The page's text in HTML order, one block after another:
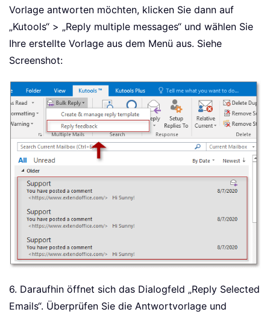
Vorlage antworten möchten, klicken Sie dann auf
„Kutools“ > „Reply multiple messages“ und wählen Sie
Ihre erstellte Vorlage aus dem Menü aus. Siehe
Screenshot:
6. Daraufhin öffnet sich das Dialogfeld „Reply Selected
Emails“. Überprüfen Sie die Antwortvorlage und